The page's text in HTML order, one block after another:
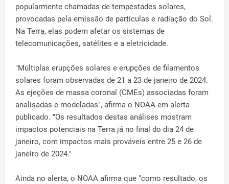
popularmente chamadas de tempestades solares,
provocadas pela emissão de partículas e radiação do Sol.
Na Terra, elas podem afetar os sistemas de
telecomunicações, satélites e a eletricidade.
"Múltiplas erupções solares e erupções de filamentos
solares foram observadas de 21 a 23 de janeiro de 2024.
As ejeções de massa coronal (CMEs) associadas foram
analisadas e modeladas", afirma o NOAA em alerta
publicado. "Os resultados destas análises mostram
impactos potenciais na Terra já no final do dia 24 de
janeiro, com impactos mais prováveis entre 25 e 26 de
janeiro de 2024."
Ainda no alerta, o NOAA afirma que "como resultado, os